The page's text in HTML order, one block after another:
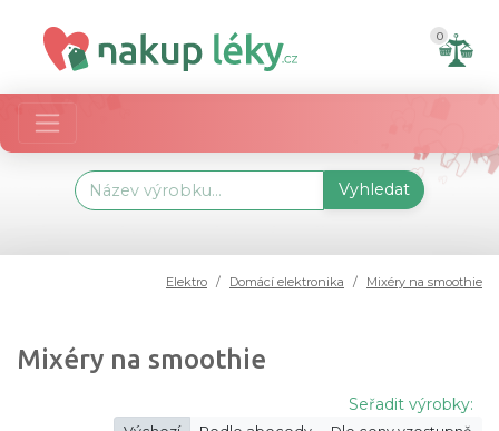
0
Vyhledat
Elektro Domácí elektronika Mixéry na smoothie
Mixéry na smoothie
Seřadit výrobky: